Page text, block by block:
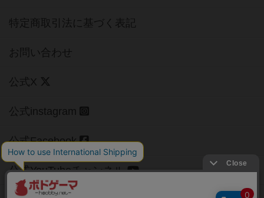
特定商取引法に基づく表記
お問い合わせ
公式X
公式instagram
公式Facebook
公式YouTubeチャンネル